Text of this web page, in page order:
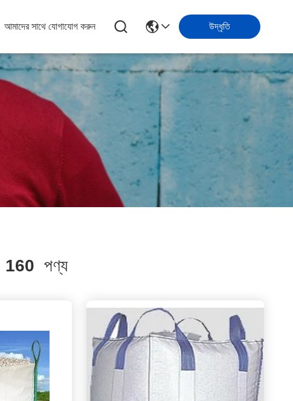
আমাদের সাথে যোগাযোগ করুন উদ্ধৃতি
160 পণ্য